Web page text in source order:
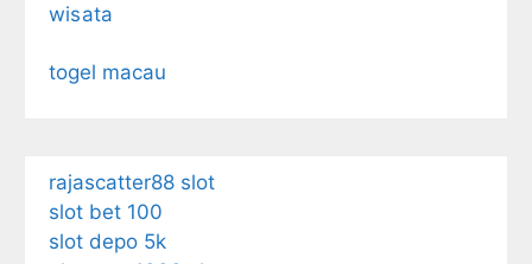
wisata
togel macau
rajascatter88 slot
slot bet 100
slot depo 5k